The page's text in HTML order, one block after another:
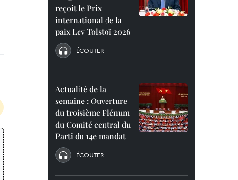
reçoit le Prix
international de la
paix Lev Tolstoï 2026
ÉCOUTER
Actualité de la
semaine : Ouverture
du troisième Plénum
du Comité central du
Parti du 14e mandat
ÉCOUTER